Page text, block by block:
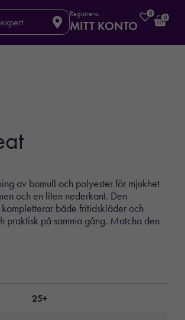
Registrera:
MITT KONTO
0
0
av bomull och polyester för mjukhet
och en liten nederkant. Den
både fritidskläder och
praktisk på samma gång. Matcha den
25+